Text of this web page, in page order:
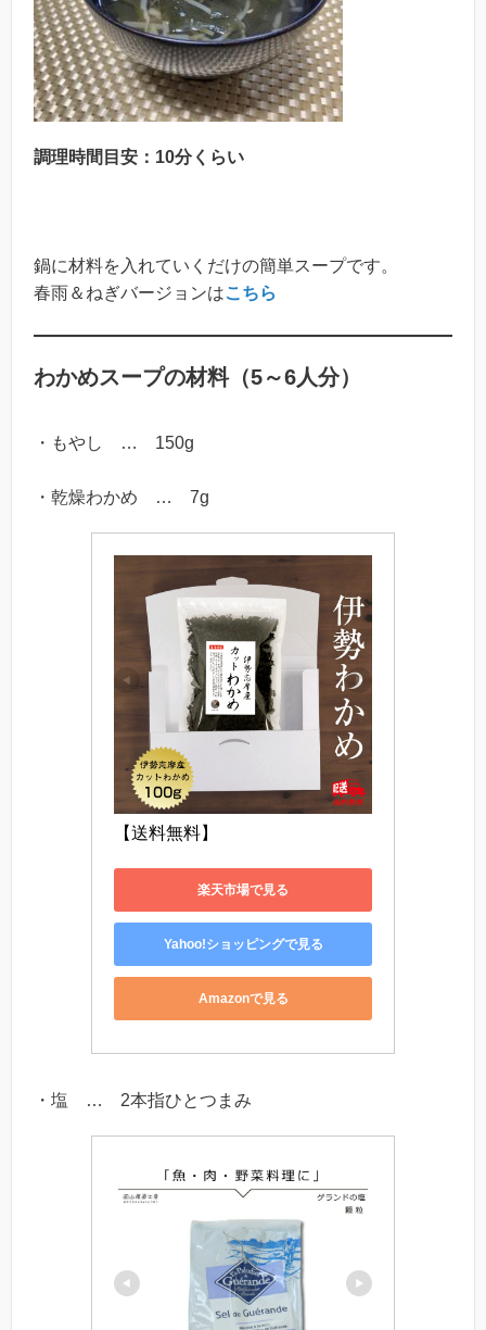
調理時間目安：10分くらい
鍋に材料を入れていくだけの簡単スープです。
春雨＆ねぎバージョンはこちら
わかめスープの材料（5～6人分）
・もやし … 150g
・乾燥わかめ … 7g
【送料無料】
楽天市場で見る
Yahoo!ショッピングで見る
Amazonで見る
・塩 … 2本指ひとつまみ